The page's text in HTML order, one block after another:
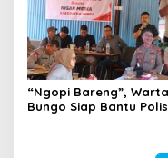
“Ngopi Bareng”,
Bungo Siap Bantu